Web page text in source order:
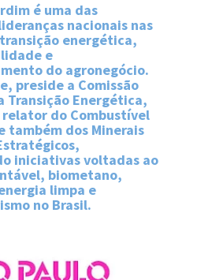
é uma das
nacionais nas
energética,
e
do agronegócio.
preside a Comissão
Transição Energética,
relator do Combustível
também dos Minerais
iniciativas voltadas ao
biometano,
limpa e
no Brasil.